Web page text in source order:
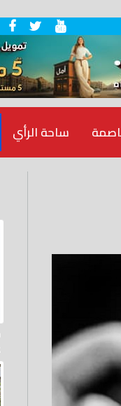
ساحة الرأي